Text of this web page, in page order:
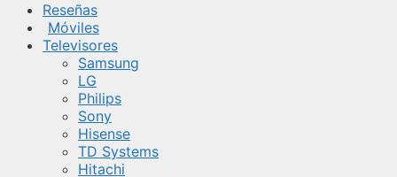
Reseñas
Móviles
Televisores
Samsung
LG
Philips
Sony
Hisense
TD Systems
Hitachi